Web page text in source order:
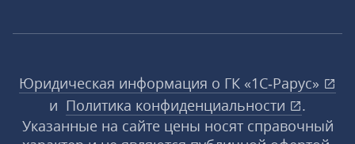
Юридическая информация о ГК «1С‑Рарус»
и Политика конфиденциальности
.
Указанные на сайте цены носят справочный